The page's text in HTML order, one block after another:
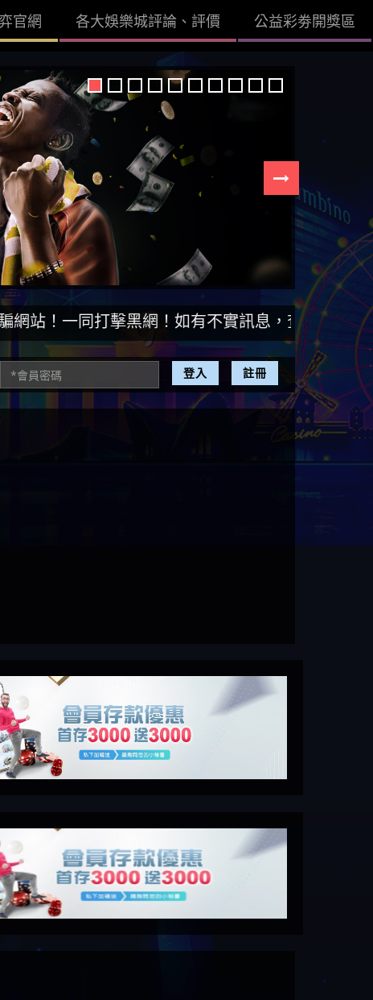
官網 各大娛樂城評論、評價 公益彩劵開獎區
擊黑網！如有不實訊息，查證後立即刪除。【DISS
登入 註冊